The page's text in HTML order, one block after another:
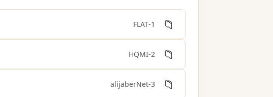
📁
1-FLAT
📁
2-HQMI
📁
3-alijaberNet